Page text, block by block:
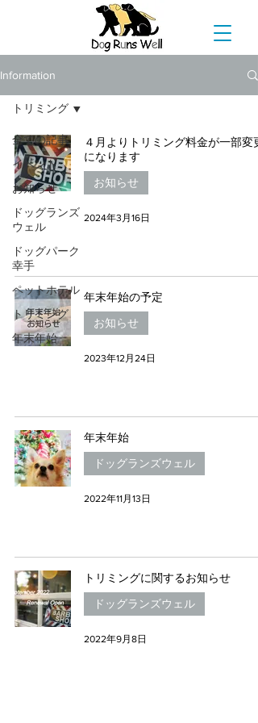
Information
全ての記事
イベント
お知らせ
ドッグランズ
ウェル
ドッグパーク
幸手
ペットホテル
トリミング
年末年始
トリミング
４月よりトリミング料金が一部変更
になります
お知らせ
2024年3月16日
年末年始の予定
お知らせ
2023年12月24日
年末年始
ドッグランズウェル
2022年11月13日
トリミングに関するお知らせ
ドッグランズウェル
2022年9月8日